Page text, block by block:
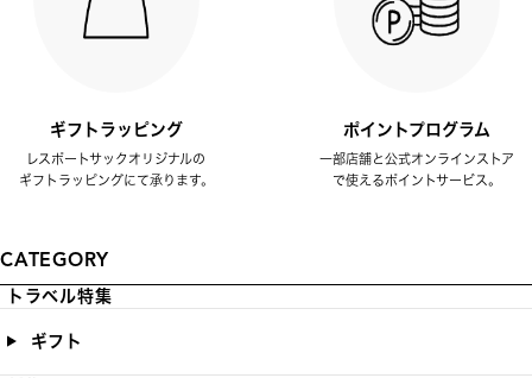
ギフトラッピング
レスポートサックオリジナルの
ギフトラッピングにて承ります。
ポイントプログラム
一部店舗と公式オンラインストア
で使えるポイントサービス。
CATEGORY
トラベル特集
ギフト